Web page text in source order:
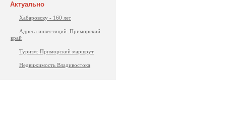
Актуально
Хабаровску - 160 лет
Адреса инвестиций. Приморский
край
Туризм: Приморский маршрут
Недвижимость Владивостока